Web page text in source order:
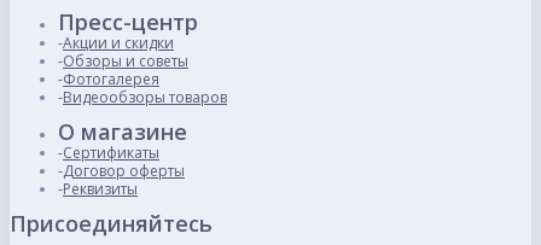
Пресс-центр
Акции и скидки
Обзоры и советы
Фотогалерея
Видеообзоры товаров
О магазине
Сертификаты
Договор оферты
Реквизиты
Присоединяйтесь